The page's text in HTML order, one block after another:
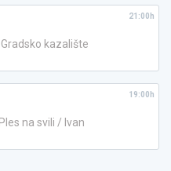
kazalište
21:00h
na svili / Ivan
19:00h